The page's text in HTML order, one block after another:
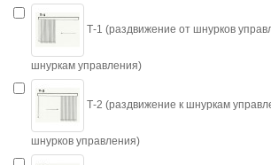
Т-1 (раздвижение от шнурков
шнуркам управления)
Т-2 (раздвижение к шнуркам
шнурков управления)